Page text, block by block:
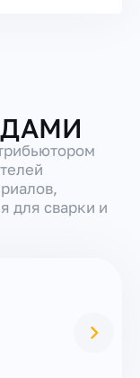
для сварки и